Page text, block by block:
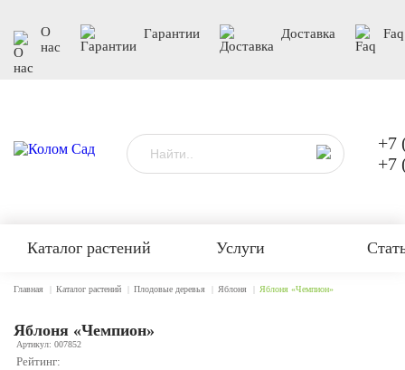
О
нас
Гарантии Доставка Faq
+7
+7
Каталог растений Услуги
Главная Каталог растений Плодовые деревья Яблоня Яблоня «Чемпион»
Яблоня «Чемпион»
Артикул: 007852
Рейтинг: